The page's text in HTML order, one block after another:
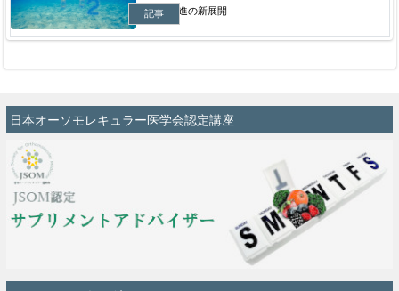
代謝促進の新展開
記事
日本オーソモレキュラー医学会認定講座